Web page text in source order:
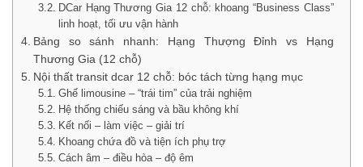
DCar Hạng Thương Gia 12 chỗ: khoang “Business Class”
linh hoạt, tối ưu vận hành
Bảng so sánh nhanh: Hạng Thượng Đỉnh vs Hạng
Thương Gia (12 chỗ)
Nội thất transit dcar 12 chỗ: bóc tách từng hạng mục
Ghế limousine – “trái tim” của trải nghiệm
Hệ thống chiếu sáng và bầu không khí
Kết nối – làm việc – giải trí
Khoang chứa đồ và tiện ích phụ trợ
Cách âm – điều hòa – độ êm